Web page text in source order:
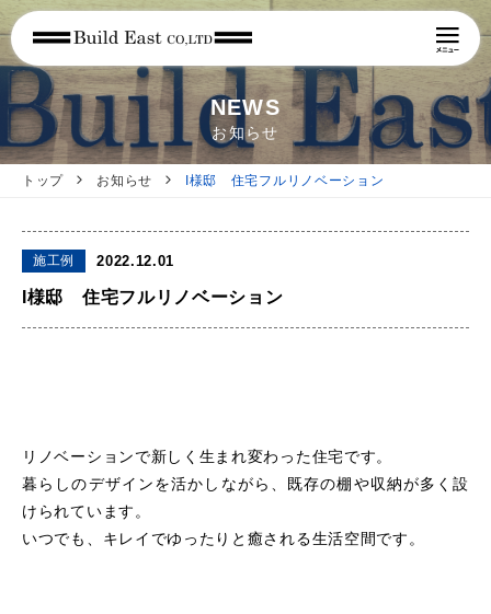
NEWS
お知らせ
トップ お知らせ I様邸 住宅フルリノベーション
施工例 2022.12.01
I様邸 住宅フルリノベーション
リノベーションで新しく生まれ変わった住宅です。
暮らしのデザインを活かしながら、既存の棚や収納が多く設
けられています。
いつでも、キレイでゆったりと癒される生活空間です。